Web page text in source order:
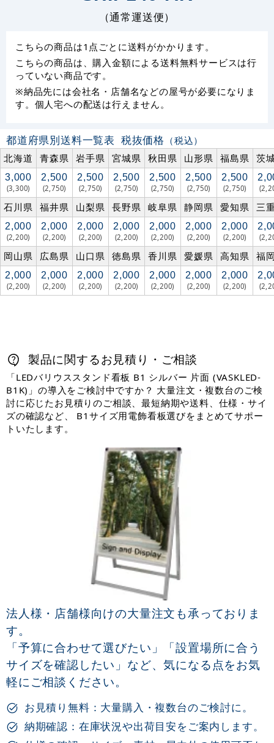
（通常運送便）
こちらの商品は1点ごとに送料がかかります。
こちらの商品は、購入金額による送料無料サービスは行
っていない商品です。
※納品先には会社名・店舗名などの屋号が必要になりま
す。個人宅への配送は行えません。
都道府県別送料一覧表 税抜価格 （税込）
北海道
青森県 岩手県 宮城県 秋田県 山形県 福島県 茨
3,000
(3,300)
2,500
(2,750)
2,500
(2,750)
2,500
(2,750)
2,500
(2,750)
2,500
(2,750)
2,500
(2,750)
石川県 福井県 山梨県 長野県 岐阜県 静岡県 愛知県 三
2,000
(2,200)
2,000
(2,200)
2,000
(2,200)
2,000
(2,200)
2,000
(2,200)
2,000
(2,200)
2,000
(2,200)
岡山県 広島県 山口県 徳島県 香川県 愛媛県 高知県 福
2,000
(2,200)
2,000
(2,200)
2,000
(2,200)
2,000
(2,200)
2,000
(2,200)
2,000
(2,200)
2,000
(2,200)
製品に関するお見積り・ご相談
「LEDバリウススタンド看板 B1 シルバー 片面 (VASKLED-
B1K)」の導入をご検討中ですか？ 大量注文・複数台のご検
討に応じたお見積りのご相談、最短納期や送料、仕様・サイ
ズの確認など、 B1サイズ用電飾看板選びをまとめてサポー
トいたします。
法人様・店舗様向けの大量注文も承っておりま
す。
「予算に合わせて選びたい」「設置場所に合う
サイズを確認したい」など、気になる点をお気
軽にご相談ください。
お見積り無料：大量購入・複数台のご検討に。
納期確認：在庫状況や出荷目安をご案内します。